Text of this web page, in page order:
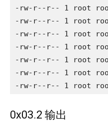
-rw-r--r-- 1 root root
-rw-r--r-- 1 root
-rw-r--r-- 1 root
-rw-r--r-- 1 root
-rw-r--r-- 1 root
-rw-r--r-- 1 root
-rw-r--r-- 1 root
0x03.2 输出